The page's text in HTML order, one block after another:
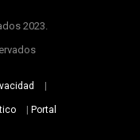
2023.
Portal